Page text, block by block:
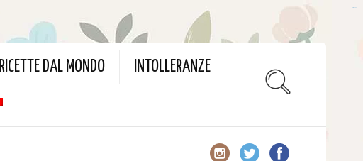
RICETTE DAL MONDO INTOLLERANZE